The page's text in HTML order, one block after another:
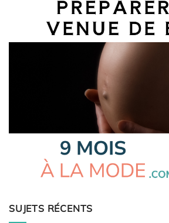
SUJETS RÉCENTS